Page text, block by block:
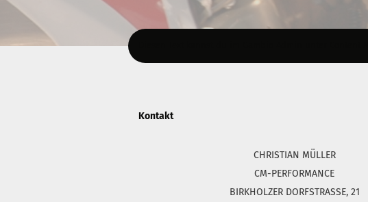
Kontakt
CHRISTIAN MÜLLER
CM-PERFORMANCE
BIRKHOLZER DORFSTRASSE, 21